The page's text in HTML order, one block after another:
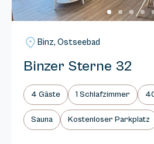
Binz, Ostseebad
Binzer Sterne 32
4 Gäste 1 Schlafzimmer
Sauna Kostenloser Parkplatz